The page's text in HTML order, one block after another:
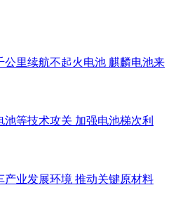
公里续航不起火电池 麒麟电池来
等技术攻关 加强电池梯次利
产业发展环境 推动关键原材料